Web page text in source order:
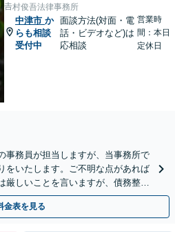
𠮷村俊吾法律事務所
中津市 か
らも相談
受付中
面談方法(対面・電
話・ビデオなど)は
応相談
営業時
間：本日
定休日
事務員が担当しますが、当事務所で
をいたします。ご不明な点があれば
厳しいことを言いますが、債務整理
欠です。
金表を見る